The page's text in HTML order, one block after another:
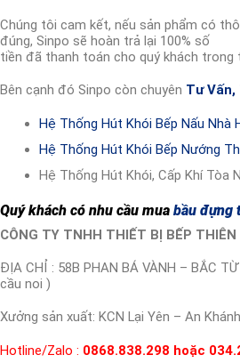
Chúng tôi cam kết, nếu sản phẩm có
đúng, Sinpo sẽ hoàn trả lại 100% số
tiền đã thanh toán cho quý khách trong
Bên cạnh đó Sinpo còn chuyên Tư Vấn,
Hệ Thống Hút Khói Bếp Nấu Nhà
Hệ Thống Hút Khói Bếp Nướng
Hệ Thống Hút Khói, Cấp Khí Tòa
Quý khách có nhu cầu mua bầu đựng
CÔNG TY TNHH THIẾT BỊ BẾP THIÊN
ĐỊA CHỈ : 58B PHAN BÁ VÀNH – BẮC
cầu noi )
Xưởng sản xuất: KCN Lại Yên – An
Hotline/Zalo : 0868.838.298 hoặc